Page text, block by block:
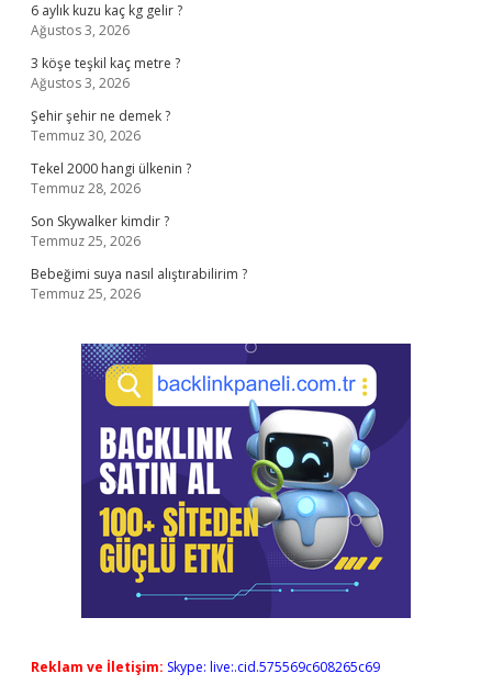
6 aylık kuzu kaç kg gelir ?
Ağustos 3, 2026
3 köşe teşkil kaç metre ?
Ağustos 3, 2026
Şehir şehir ne demek ?
Temmuz 30, 2026
Tekel 2000 hangi ülkenin ?
Temmuz 28, 2026
Son Skywalker kimdir ?
Temmuz 25, 2026
Bebeğimi suya nasıl alıştırabilirim ?
Temmuz 25, 2026
Reklam ve İletişim: Skype: live:.cid.575569c608265c69